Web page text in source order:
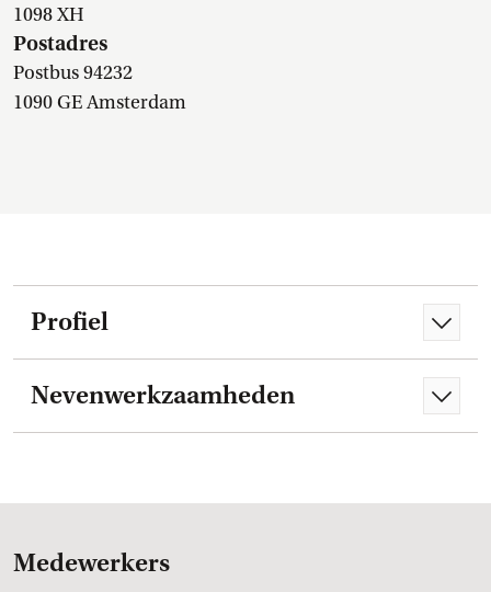
1098 XH
Postadres
Postbus 94232
1090 GE Amsterdam
Profiel
Nevenwerkzaamheden
Medewerkers